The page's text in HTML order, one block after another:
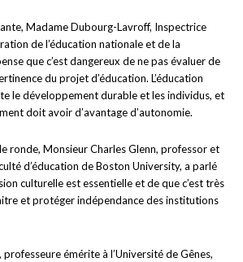
Madame Dubourg-Lavroff, Inspectrice
de l’éducation nationale et de la
que c’est dangereux de ne pas évaluer de
du projet d’éducation. L’éducation
le développement durable et les individus, et
doit avoir d’avantage d’autonomie.
ronde, Monsieur Charles Glenn, professor et
d’éducation de Boston University, a parlé
culturelle est essentielle et de que c’est très
et protéger indépendance des institutions
émérite à l’Université de Gênes,